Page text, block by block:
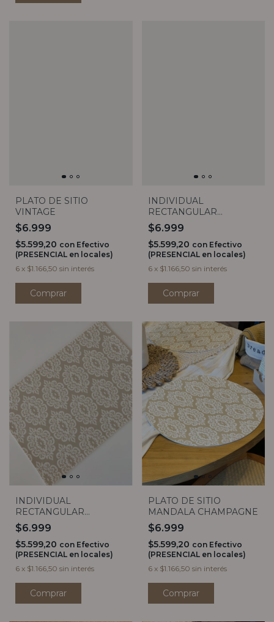
PLATO DE SITIO
VINTAGE
$6.999
$5.599,20 con Efectivo
(PRESENCIAL en locales)
6 x $1.166,50 sin interés
INDIVIDUAL
RECTANGULAR
PRIMAVERA
$6.999
$5.599,20 con Efectivo
(PRESENCIAL en locales)
6 x $1.166,50 sin interés
INDIVIDUAL
RECTANGULAR
MANDALA CHAMPAGNE
$6.999
$5.599,20 con Efectivo
(PRESENCIAL en locales)
6 x $1.166,50 sin interés
PLATO DE SITIO
MANDALA CHAMPAGNE
$6.999
$5.599,20 con Efectivo
(PRESENCIAL en locales)
6 x $1.166,50 sin interés